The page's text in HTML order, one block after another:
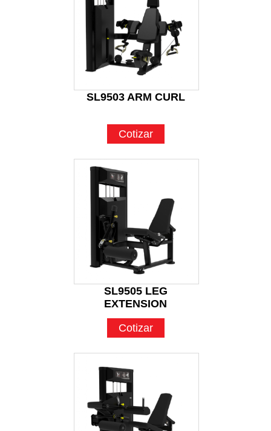
SL9503 ARM CURL
Cotizar
SL9505 LEG
EXTENSION
Cotizar